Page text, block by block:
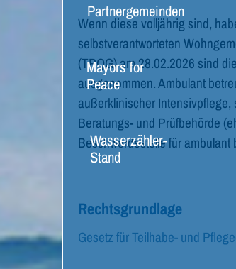
Partnergemeinden
Mayors for
Peace
Wasserzähler-
Stand
Wenn diese volljährig sind,
selbstverantworteten
(TPQG) am 28.02.2026 sind
ausgenommen. Ambulant
außerklinischer
Beratungs- und Prüfbehörde
Beschwerdestelle für
Rechtsgrundlage
Gesetz für Teilhabe- und